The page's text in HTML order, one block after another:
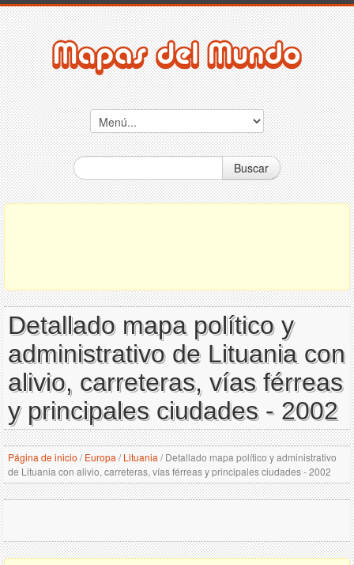
Buscar
Detallado mapa político y
administrativo de Lituania con
alivio, carreteras, vías férreas
y principales ciudades - 2002
Página de inicio / Europa / Lituania /Detallado mapa político y administrativo
de Lituania con alivio, carreteras, vías férreas y principales ciudades - 2002